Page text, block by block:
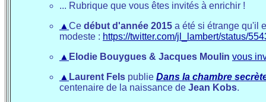
... Rubrique que vous êtes invités à enrichir !
▲ Ce début d'année 2015 a été si étrange qu'il
modeste : https://twitter.com/jl_lambert/status/
▲ Elodie Bouygues & Jacques Moulin vous
▲ Laurent Fels publie Dans la chambre
centenaire de la naissance de Jean Kobs.